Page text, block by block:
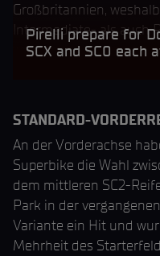
Großbritannien,
Intermediate- als auch
werden.
Pirelli prepare for
SCX and SC0 each
STANDARD-
An der Vorderachse
Superbike die Wahl
dem mittleren SC2-
Park in der
Variante ein Hit und
Mehrheit des